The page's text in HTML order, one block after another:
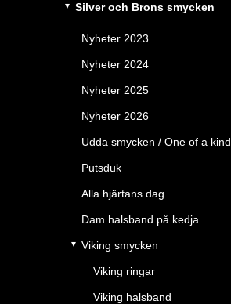
Silver och Brons smycken
Nyheter 2023
Nyheter 2024
Nyheter 2025
Nyheter 2026
Udda smycken / One of a kind
Putsduk
Alla hjärtans dag.
Dam halsband på kedja
Viking smycken
Viking ringar
Viking halsband